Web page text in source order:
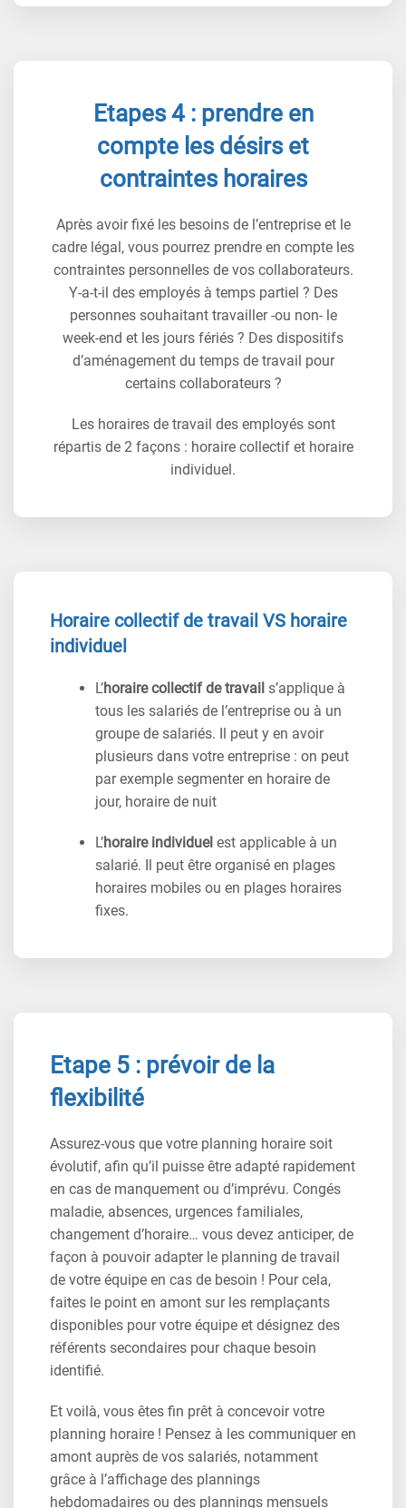
Etapes 4 : prendre en
compte les désirs et
contraintes horaires
Après avoir fixé les besoins de l’entreprise et le
cadre légal, vous pourrez prendre en compte les
contraintes personnelles de vos collaborateurs.
Y-a-t-il des employés à temps partiel ? Des
personnes souhaitant travailler -ou non- le
week-end et les jours fériés ? Des dispositifs
d’aménagement du temps de travail pour
certains collaborateurs ?
Les horaires de travail des employés sont
répartis de 2 façons : horaire collectif et horaire
individuel.
Horaire collectif de travail VS horaire
individuel
L’horaire collectif de travail s’applique à
tous les salariés de l’entreprise ou à un
groupe de salariés. Il peut y en avoir
plusieurs dans votre entreprise : on peut
par exemple segmenter en horaire de
jour, horaire de nuit
L’horaire individuel est applicable à un
salarié. Il peut être organisé en plages
horaires mobiles ou en plages horaires
fixes.
Etape 5 : prévoir de la
flexibilité
Assurez-vous que votre planning horaire soit
évolutif, afin qu’il puisse être adapté rapidement
en cas de manquement ou d’imprévu. Congés
maladie, absences, urgences familiales,
changement d’horaire… vous devez anticiper, de
façon à pouvoir adapter le planning de travail
de votre équipe en cas de besoin ! Pour cela,
faites le point en amont sur les remplaçants
disponibles pour votre équipe et désignez des
référents secondaires pour chaque besoin
identifié.
Et voilà, vous êtes fin prêt à concevoir votre
planning horaire ! Pensez à les communiquer en
amont auprès de vos salariés, notamment
grâce à l’affichage des plannings
hebdomadaires ou des plannings mensuels